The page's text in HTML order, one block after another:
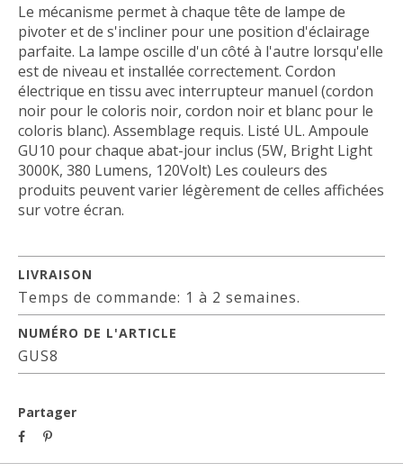
Le mécanisme permet à chaque tête de lampe de
pivoter et de s'incliner pour une position d'éclairage
parfaite. La lampe oscille d'un côté à l'autre lorsqu'elle
est de niveau et installée correctement. Cordon
électrique en tissu avec interrupteur manuel (cordon
noir pour le coloris noir, cordon noir et blanc pour le
coloris blanc). Assemblage requis. Listé UL. Ampoule
GU10 pour chaque abat-jour inclus (5W, Bright Light
3000K, 380 Lumens, 120Volt) Les couleurs des
produits peuvent varier légèrement de celles affichées
sur votre écran.
LIVRAISON
Temps de commande: 1 à 2 semaines.
NUMÉRO DE L'ARTICLE
GUS8
Partager